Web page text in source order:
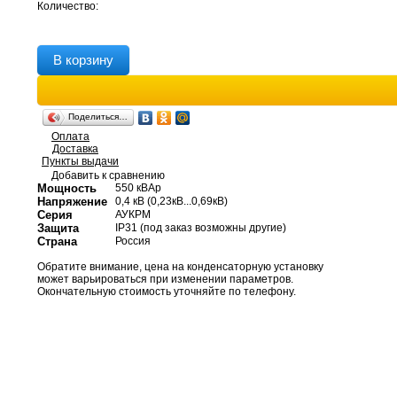
Количество:
В корзину
Поделиться…
Оплата
Доставка
Пункты выдачи
Добавить к сравнению
Мощность 550 кВАр
Напряжение 0,4 кВ (0,23кВ...0,69кВ)
Серия АУКРМ
Защита IP31 (под заказ возможны другие)
Страна Россия
Обратите внимание, цена на конденсаторную установку
может варьироваться при изменении параметров.
Окончательную стоимость уточняйте по телефону.